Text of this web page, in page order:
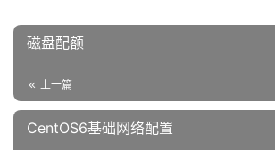
磁盘配额
上一篇
CentOS6基础网络配置